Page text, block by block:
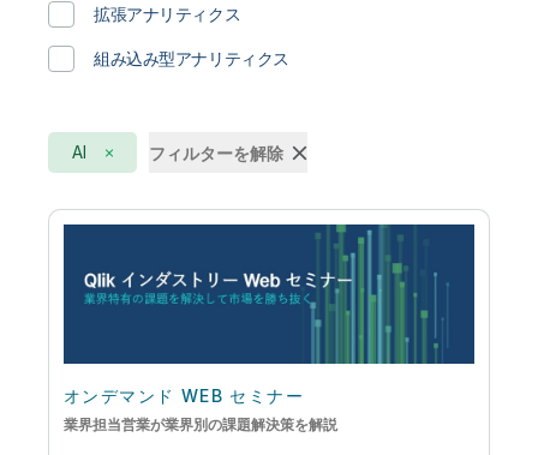
拡張アナリティクス
組み込み型アナリティクス
AI フィルターを解除
オンデマンド WEB セミナー
業界担当営業が業界別の課題解決策を解説